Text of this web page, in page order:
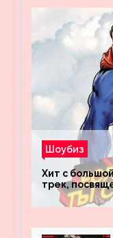
Шоубиз
Хит с
трек,